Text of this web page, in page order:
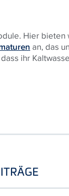
Hier
an, das
ihr